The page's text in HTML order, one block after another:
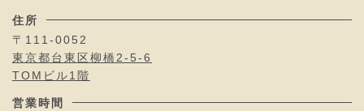
ジ
送
り
住所
〒111-0052
東京都台東区柳橋2-5-6
TOMビル1階
営業時間